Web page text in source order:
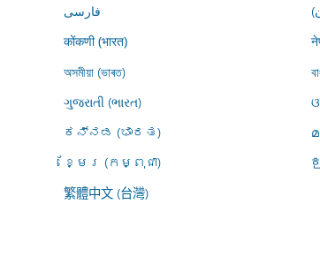
فارسى
कोंकणी (भारत)
অসমীয়া (ভাৰত)
ગુજરાતી (ભારત)
ಕನ್ನಡ (ಭಾರತ)
ខ្មែរ (កម្ពុជា)
繁體中文 (台灣)